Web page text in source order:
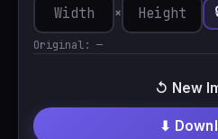
×
Original: —
⬇
↺ New